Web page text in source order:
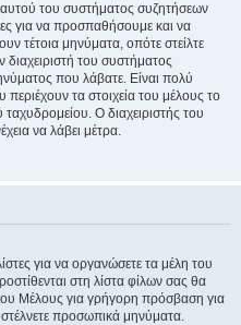
του συστήματος συζητήσεων
για να προσπαθήσουμε και να
τέτοια μηνύματα, οπότε στείλτε
του συστήματος
που λάβατε. Είναι πολύ
τα στοιχεία του μέλους το
Ο διαχειριστής του
να λάβει μέτρα.
για να οργανώσετε τα μέλη του
στη λίστα φίλων σας θα
Μέλους για γρήγορη πρόσβαση για
στέλνετε προσωπικά μηνύματα.